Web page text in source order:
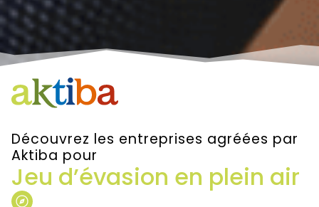
Découvrez les entreprises agréées par
Aktiba pour
Jeu d’évasion en plein air